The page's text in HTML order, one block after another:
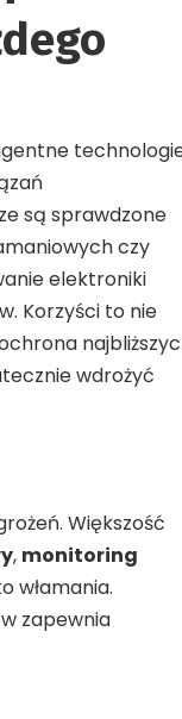
są sprawdzone
czy
elektroniki
Korzyści to nie
wdrożyć
Większość
, monitoring
włamania.
zapewnia